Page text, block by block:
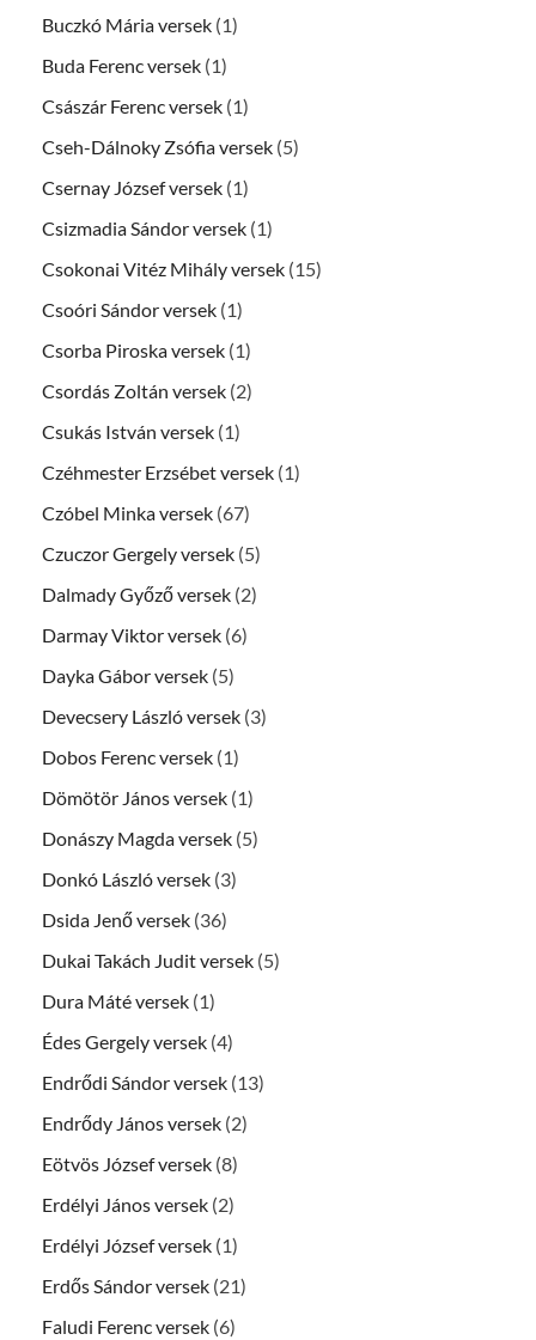
Buczkó Mária versek (1)
Buda Ferenc versek (1)
Császár Ferenc versek (1)
Cseh-Dálnoky Zsófia versek (5)
Csernay József versek (1)
Csizmadia Sándor versek (1)
Csokonai Vitéz Mihály versek (15)
Csoóri Sándor versek (1)
Csorba Piroska versek (1)
Csordás Zoltán versek (2)
Csukás István versek (1)
Czéhmester Erzsébet versek (1)
Czóbel Minka versek (67)
Czuczor Gergely versek (5)
Dalmady Győző versek (2)
Darmay Viktor versek (6)
Dayka Gábor versek (5)
Devecsery László versek (3)
Dobos Ferenc versek (1)
Dömötör János versek (1)
Donászy Magda versek (5)
Donkó László versek (3)
Dsida Jenő versek (36)
Dukai Takách Judit versek (5)
Dura Máté versek (1)
Édes Gergely versek (4)
Endrődi Sándor versek (13)
Endrődy János versek (2)
Eötvös József versek (8)
Erdélyi János versek (2)
Erdélyi József versek (1)
Erdős Sándor versek (21)
Faludi Ferenc versek (6)